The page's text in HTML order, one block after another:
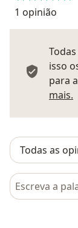
1 opinião
isso
para
mais.
Pesquisar em